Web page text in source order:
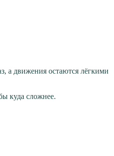
а движения остаются лёгкими
куда сложнее.